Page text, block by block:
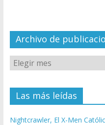
el
Archivo de
Las más leídas
Nightcrawler, El X-Men